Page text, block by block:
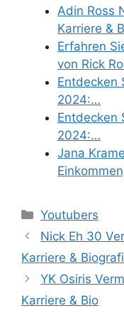
Adin Ross
Karriere &
Erfahren
von Rick
Entdecken
2024:…
Entdecken
2024:…
Jana
Categories
Youtubers
Nick Eh 30
Karriere &
YK Osiris
Karriere & Bio